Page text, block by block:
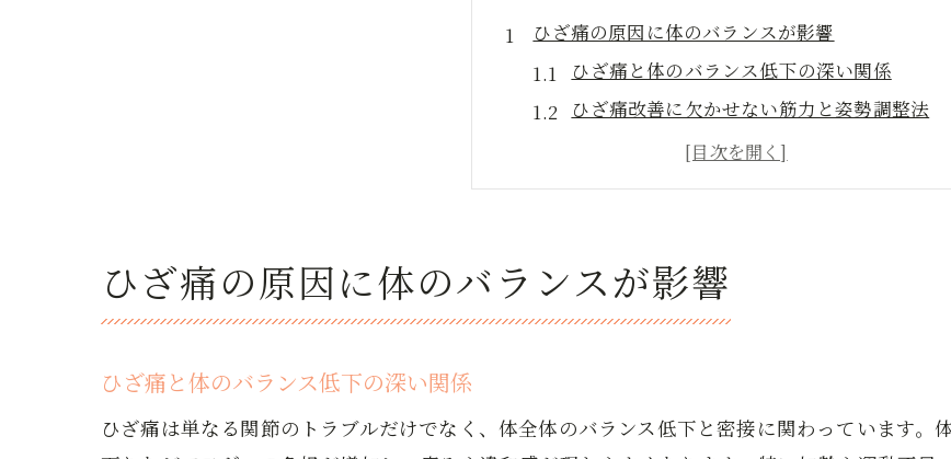
ひざ痛の原因に体のバランスが影響
ひざ痛と体のバランス低下の深い関係
ひざ痛改善に欠かせない筋力と姿勢調整法
整体や接骨院でひざ痛バランスを見直す意義
岩国市整体人気の理由とひざ痛対策の特徴
歩行が楽になるバランス改善法を解説
ひざ痛緩和に効くバランス改善ストレッチ法
日常でできるひざ痛予防の簡単セルフケア
ひざ痛の原因に体のバランスが影響
ひざ痛と体のバランス低下の深い関係
ひざ痛は単なる関節のトラブルだけでなく、体全体のバランス低下と密接に関わっています。